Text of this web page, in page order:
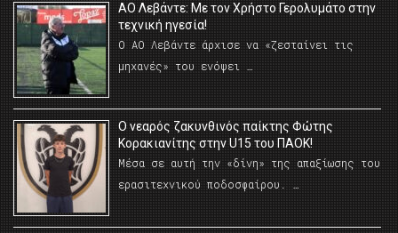
ΑΟ Λεβάντε: Με τον Χρήστο Γερολυμάτο στην
τεχνική ηγεσία!
Ο ΑΟ Λεβάντε άρχισε να «ζεσταίνει τις
μηχανές» του ενόψει …
O νεαρός ζακυνθινός παίκτης Φώτης
Κορακιανίτης στην U15 του ΠΑΟΚ!
Μέσα σε αυτή την «δίνη» της απαξίωσης του
ερασιτεχνικού ποδοσφαίρου. …